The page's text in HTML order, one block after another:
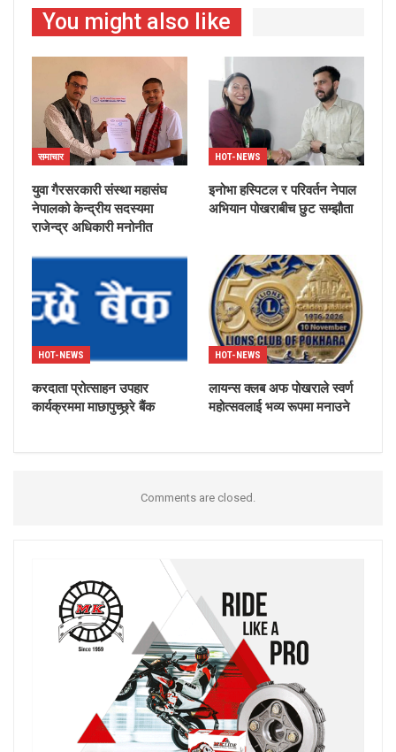
You might also like
समाचार
युवा गैरसरकारी संस्था महासंघ
नेपालको केन्द्रीय सदस्यमा
राजेन्द्र अधिकारी मनोनीत
HOT-NEWS
इनोभा हस्पिटल र परिवर्तन नेपाल
अभियान पोखराबीच छुट सम्झौता
HOT-NEWS
करदाता प्रोत्साहन उपहार
कार्यक्रममा माछापुच्छ्र्रे बैंक
HOT-NEWS
लायन्स क्लब अफ पोखराले स्वर्ण
महोत्सवलाई भव्य रूपमा मनाउने
Comments are closed.